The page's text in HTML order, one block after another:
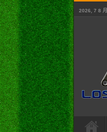
2026, 7 8 月